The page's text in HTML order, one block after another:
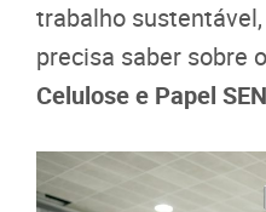
trabalho
precisa saber sobre o
Celulose e Papel